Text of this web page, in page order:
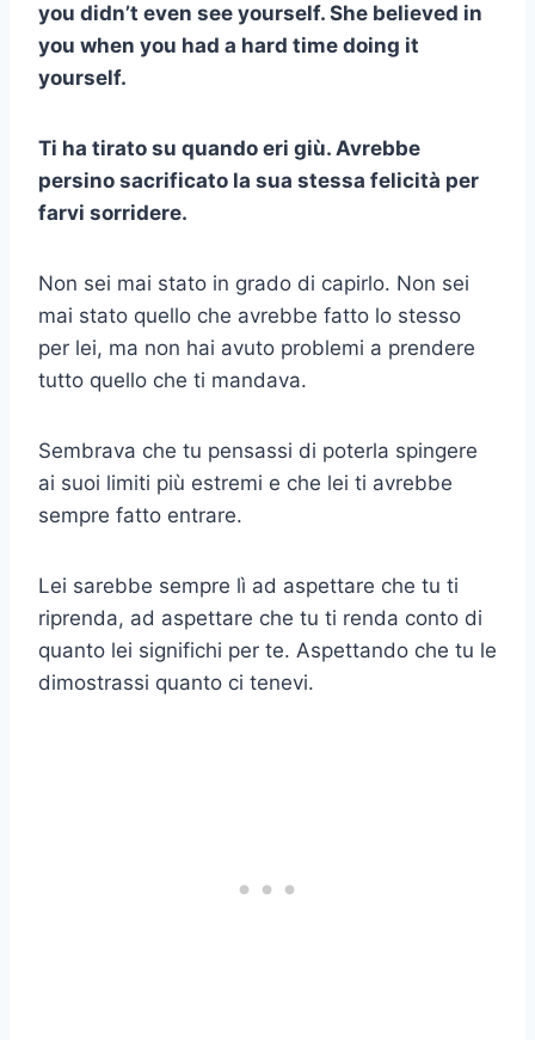
you didn’t even see yourself. She believed in
you when you had a hard time doing it
yourself.
Ti ha tirato su quando eri giù. Avrebbe
persino sacrificato la sua stessa felicità per
farvi sorridere.
Non sei mai stato in grado di capirlo. Non sei
mai stato quello che avrebbe fatto lo stesso
per lei, ma non hai avuto problemi a prendere
tutto quello che ti mandava.
Sembrava che tu pensassi di poterla spingere
ai suoi limiti più estremi e che lei ti avrebbe
sempre fatto entrare.
Lei sarebbe sempre lì ad aspettare che tu ti
riprenda, ad aspettare che tu ti renda conto di
quanto lei significhi per te. Aspettando che tu le
dimostrassi quanto ci tenevi.